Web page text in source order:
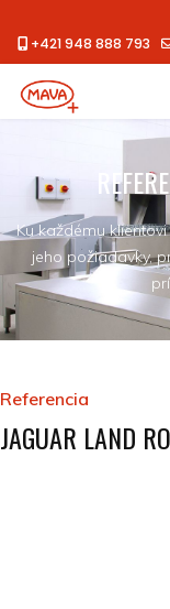
+421 948 888 793
Ku každému
jeho požiadavky,
Referencia
JAGUAR LAND